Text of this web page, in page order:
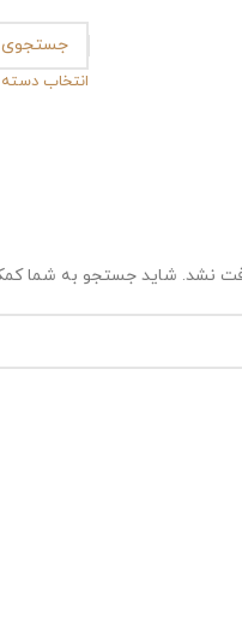
انتخاب
نشد. شاید جستجو به شما